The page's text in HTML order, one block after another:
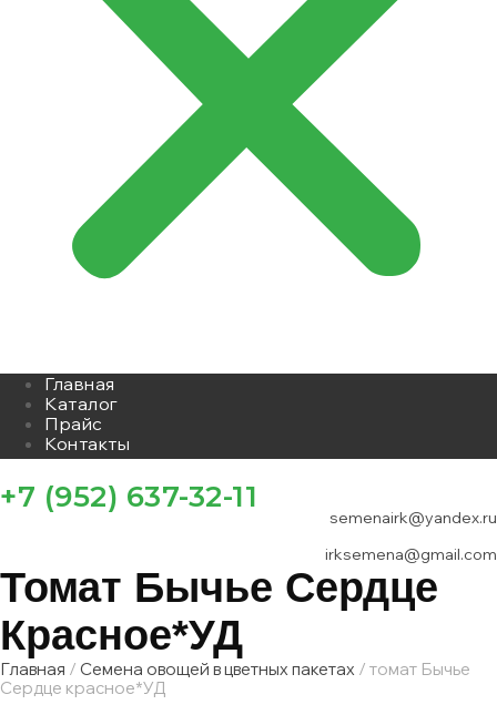
Главная
Каталог
Прайс
Контакты
+7 (952) 637-32-11
semenairk@yandex.ru
irksemena@gmail.com
Томат Бычье Сердце
Красное*УД
Главная / Семена овощей в цветных пакетах / томат Бычье
Сердце красное*УД